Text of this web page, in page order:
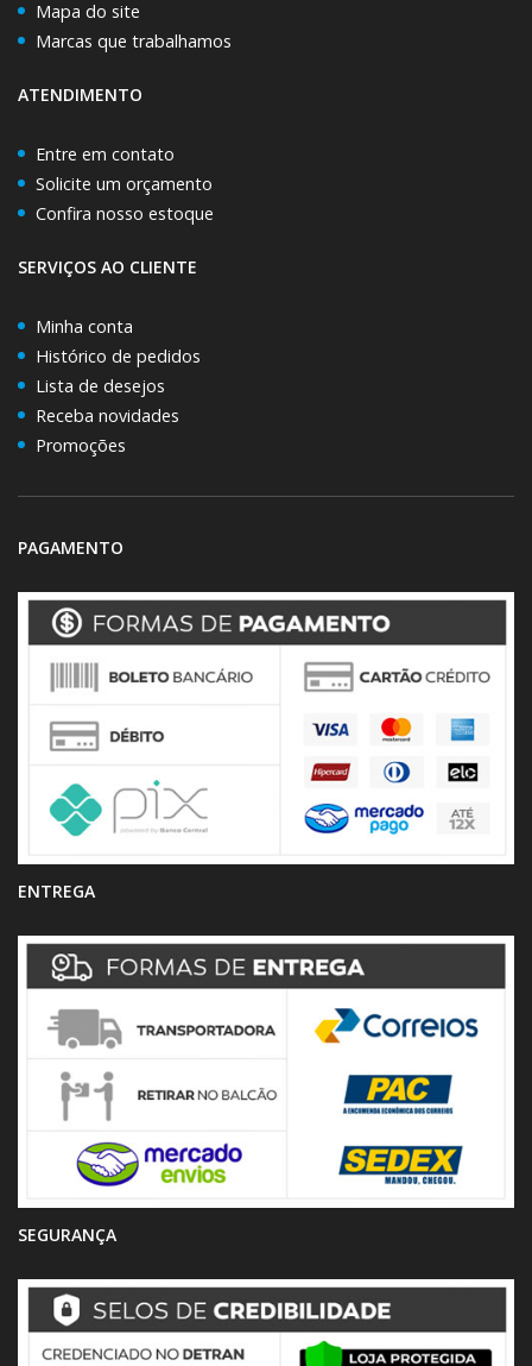
Mapa do site
Marcas que trabalhamos
ATENDIMENTO
Entre em contato
Solicite um orçamento
Confira nosso estoque
SERVIÇOS AO CLIENTE
Minha conta
Histórico de pedidos
Lista de desejos
Receba novidades
Promoções
PAGAMENTO
ENTREGA
SEGURANÇA